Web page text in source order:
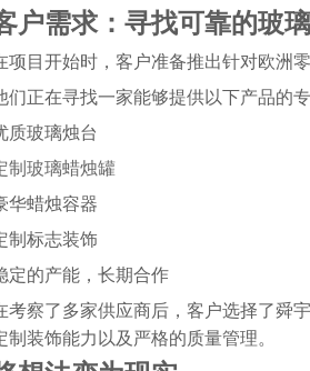
户需求：寻找可靠的玻
项目开始时，客户准备推出针对欧洲
们正在寻找一家能够提供以下产品的专
质玻璃烛台
制玻璃蜡烛罐
华蜡烛容器
制标志装饰
定的产能，长期合作
考察了多家供应商后，客户选择了舜
制装饰能力以及严格的质量管理。